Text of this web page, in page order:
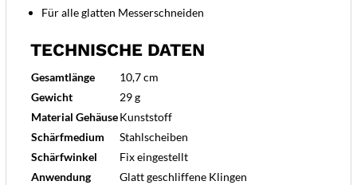
Für alle glatten Messerschneiden
TECHNISCHE DATEN
Gesamtlänge
10,7 cm
Gewicht
29 g
Material GehäuseKunststoff
Schärfmedium
Stahlscheiben
Schärfwinkel
Fix eingestellt
Anwendung
Glatt geschliffene Klingen